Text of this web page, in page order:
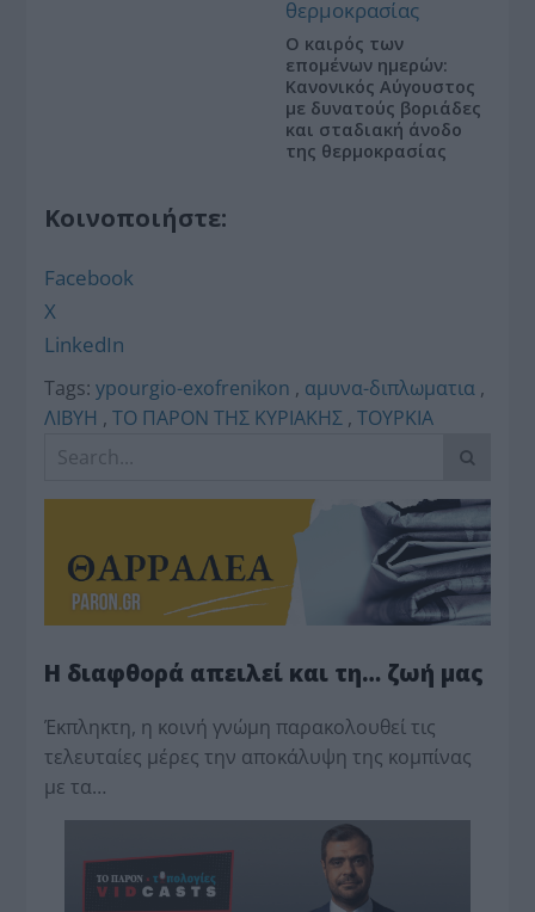
Ο καιρός των
επομένων ημερών:
Κανονικός Αύγουστος
με δυνατούς βοριάδες
και σταδιακή άνοδο
της θερμοκρασίας
Κοινοποιήστε:
Facebook
X
LinkedIn
Tags: ypourgio-exofrenikon , αμυνα-διπλωματια ,
ΛΙΒΥΗ ,ΤΟ ΠΑΡΟΝ ΤΗΣ ΚΥΡΙΑΚΗΣ ,ΤΟΥΡΚΙΑ
Η διαφθορά απειλεί και τη… ζωή μας
Έκπληκτη, η κοινή γνώμη παρακολουθεί τις
τελευταίες μέρες την αποκάλυψη της κο­μπίνας
με τα…